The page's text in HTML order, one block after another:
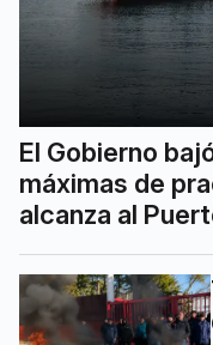
El Gobierno
máximas de
alcanza al